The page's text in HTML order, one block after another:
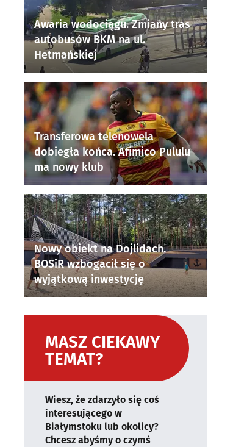
Awaria wodociągu. Zmiany tras
autobusów BKM na ul.
Hetmańskiej
Transferowa telenowela
dobiegła końca. Afimico Pululu
ma nowy klub
Nowy obiekt na Dojlidach.
BOSiR wzbogacił się o
wyjątkową inwestycję
MASZ CIEKAWY
TEMAT?
Wiesz, że zdarzyło się coś
interesującego w
Białymstoku lub okolicy?
Chcesz abyśmy o czymś